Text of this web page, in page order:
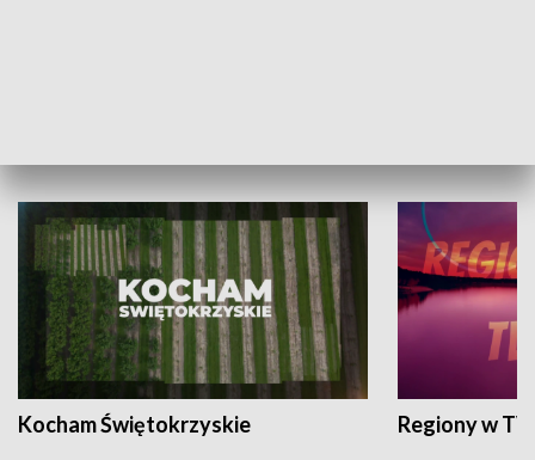
Kocham Świętokrzyskie Regiony w